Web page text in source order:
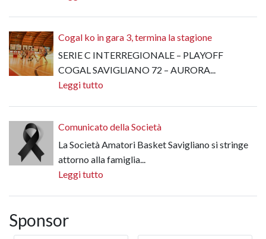
Cogal ko in gara 3, termina la stagione
SERIE C INTERREGIONALE – PLAYOFF
COGAL SAVIGLIANO 72 – AURORA...
Leggi tutto
Comunicato della Società
La Società Amatori Basket Savigliano si stringe
attorno alla famiglia...
Leggi tutto
Sponsor